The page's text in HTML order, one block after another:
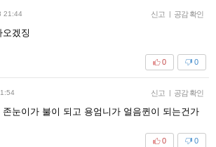
21:44 신고 | 공감 확인
겠징
0
0
신고 | 공감 확인
눈이가 불이 되고 용엄니가 얼음퀸이 되는건가
0
0